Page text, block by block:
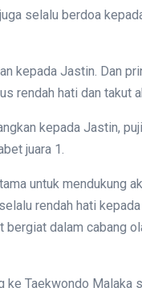
selalu berdoa
kepada Jastin. Dan
rendah hati dan takut
kepada Jastin,
juara 1.
untuk mendukung
rendah hati
dalam cabang
Taekwondo Malaka